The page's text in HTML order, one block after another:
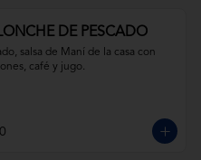
DE PESCADO
salsa de Maní de la casa con
café y jugo.